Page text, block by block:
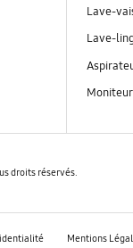
Lave-
Lave-
droits réservés.
Mentions